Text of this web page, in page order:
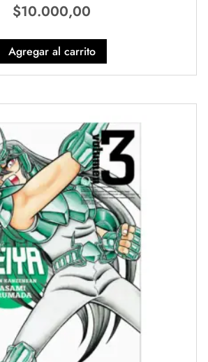
$10.000,00
Agregar al carrito